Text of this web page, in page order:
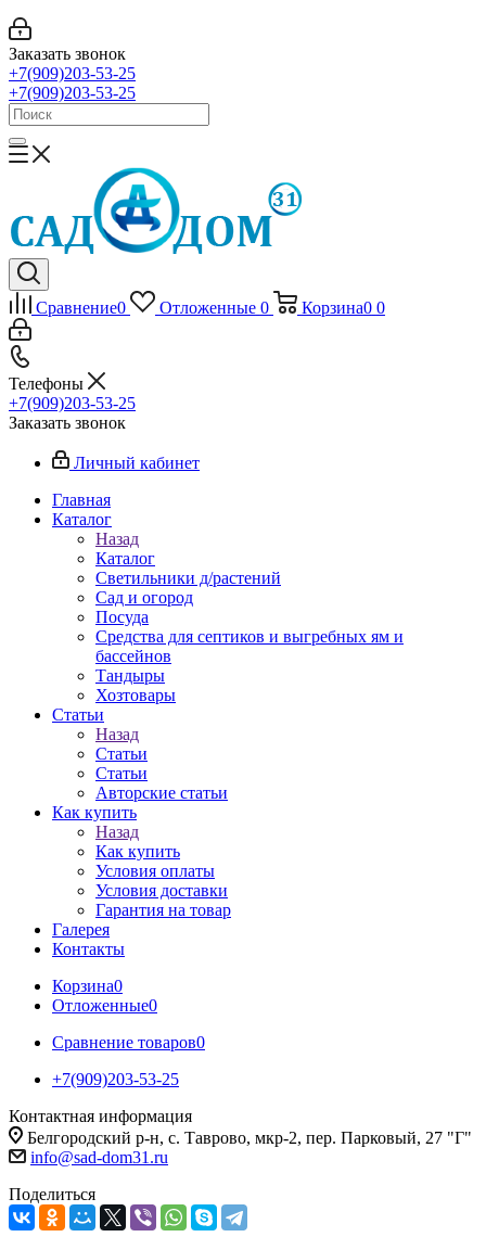
Заказать звонок
+7(909)203-53-25
+7(909)203-53-25
Сравнение0 Отложенные 0 Корзина0 0
Телефоны
+7(909)203-53-25
Заказать звонок
Личный кабинет
Главная
Каталог
Назад
Каталог
Светильники д/растений
Сад и огород
Посуда
Средства для септиков и выгребных ям и
бассейнов
Тандыры
Хозтовары
Статьи
Назад
Статьи
Статьи
Авторские статьи
Как купить
Назад
Как купить
Условия оплаты
Условия доставки
Гарантия на товар
Галерея
Контакты
Корзина0
Отложенные0
Сравнение товаров0
+7(909)203-53-25
Контактная информация
Белгородский р-н, с. Таврово, мкр-2, пер. Парковый, 27 "Г"
info@sad-dom31.ru
Поделиться